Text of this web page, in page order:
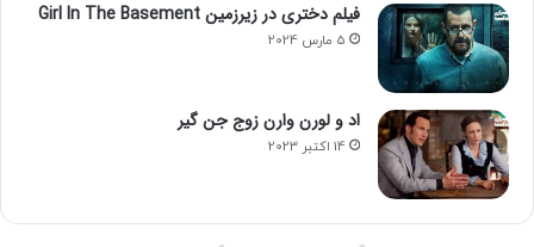
روستای کِرتِل، سیستان و بلوچستان
روستای کِرتِل، سیستان و بلوچستان؛ قصه
فیلم دختری در زیرزمین Girl In The Basement
5 مارس 2024
اد و لورن وارن زوج جن گیر
14 اکتبر 2023